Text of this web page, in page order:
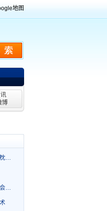
地图
博
枕…
会…